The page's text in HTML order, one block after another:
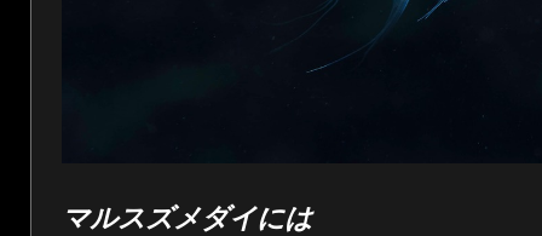
マルスズメダイには